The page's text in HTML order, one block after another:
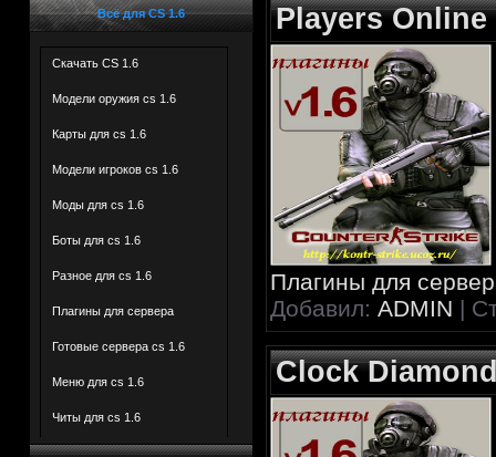
Всё для CS 1.6
Скачать CS 1.6
Модели оружия cs 1.6
Карты для cs 1.6
Модели игроков cs 1.6
Моды для cs 1.6
Боты для сs 1.6
Разное для cs 1.6
Плагины для сервера
Готовые сервера cs 1.6
Меню для cs 1.6
Читы для cs 1.6
***
Players Online
Плагины для
Добавил: ADMIN |
Clock